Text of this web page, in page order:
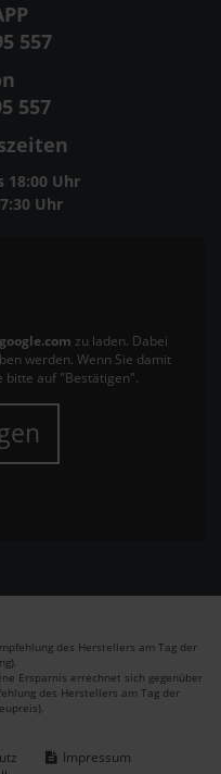
557
557
18:00 Uhr
Uhr
zu laden. Dabei
werden. Wenn Sie damit
bitte auf "Bestätigen".
des Herstellers am Tag der
Ersparnis errechnet sich gegenüber
des Herstellers am Tag der
Impressum